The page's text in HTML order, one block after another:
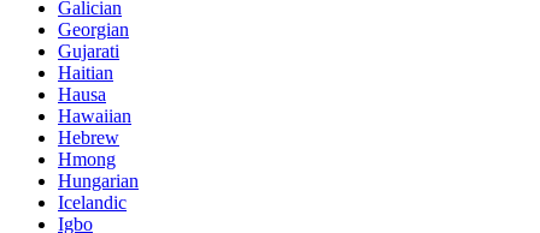
Galician
Georgian
Gujarati
Haitian
Hausa
Hawaiian
Hebrew
Hmong
Hungarian
Icelandic
Igbo